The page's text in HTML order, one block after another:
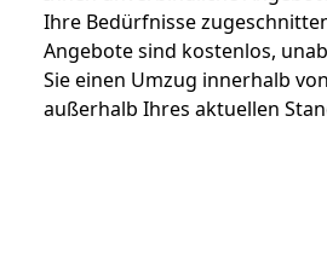
Ihre Bedürfnisse
Angebote sind kostenlos,
Sie einen Umzug innerhalb
außerhalb Ihres aktuellen